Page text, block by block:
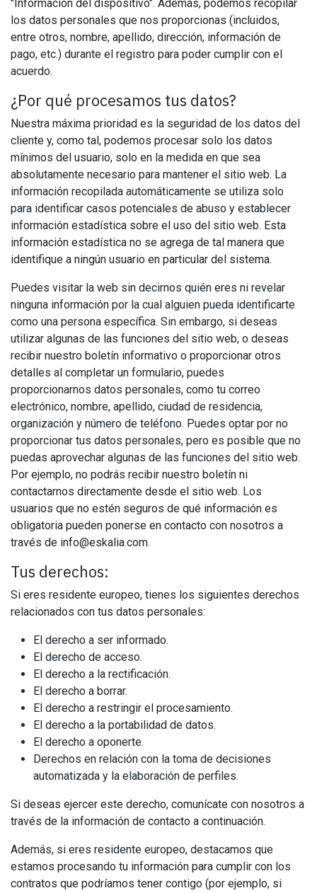
"Información del dispositivo". Además, podemos recopilar
los datos personales que nos proporcionas (incluidos,
entre otros, nombre, apellido, dirección, información de
pago, etc.) durante el registro para poder cumplir con el
acuerdo.
¿Por qué procesamos tus datos?
Nuestra máxima prioridad es la seguridad de los datos del
cliente y, como tal, podemos procesar solo los datos
mínimos del usuario, solo en la medida en que sea
absolutamente necesario para mantener el sitio web. La
información recopilada automáticamente se utiliza solo
para identificar casos potenciales de abuso y establecer
información estadística sobre el uso del sitio web. Esta
información estadística no se agrega de tal manera que
identifique a ningún usuario en particular del sistema.
Puedes visitar la web sin decirnos quién eres ni revelar
ninguna información por la cual alguien pueda identificarte
como una persona específica. Sin embargo, si deseas
utilizar algunas de las funciones del sitio web, o deseas
recibir nuestro boletín informativo o proporcionar otros
detalles al completar un formulario, puedes
proporcionarnos datos personales, como tu correo
electrónico, nombre, apellido, ciudad de residencia,
organización y número de teléfono. Puedes optar por no
proporcionar tus datos personales, pero es posible que no
puedas aprovechar algunas de las funciones del sitio web.
Por ejemplo, no podrás recibir nuestro boletín ni
contactarnos directamente desde el sitio web. Los
usuarios que no estén seguros de qué información es
obligatoria pueden ponerse en contacto con nosotros a
través de info@eskalia.com.
Tus derechos:
Si eres residente europeo, tienes los siguientes derechos
relacionados con tus datos personales:
El derecho a ser informado.
El derecho de acceso.
El derecho a la rectificación.
El derecho a borrar.
El derecho a restringir el procesamiento.
El derecho a la portabilidad de datos.
El derecho a oponerte.
Derechos en relación con la toma de decisiones
automatizada y la elaboración de perfiles.
Si deseas ejercer este derecho, comunícate con nosotros a
través de la información de contacto a continuación.
Además, si eres residente europeo, destacamos que
estamos procesando tu información para cumplir con los
contratos que podríamos tener contigo (por ejemplo, si